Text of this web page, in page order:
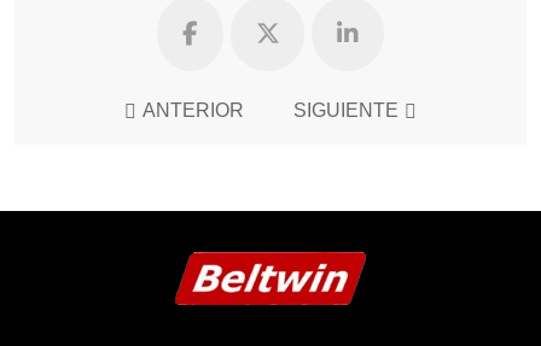
ANTERIOR SIGUIENTE